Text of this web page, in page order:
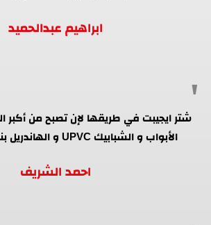
ابراهيم عبدالحميد
شتر ايجيبت في طريقها لإن تصبح من
الأبواب و الشبابيك UPVC و الهاندريل بنظام SIAG 707
احمد الشريف